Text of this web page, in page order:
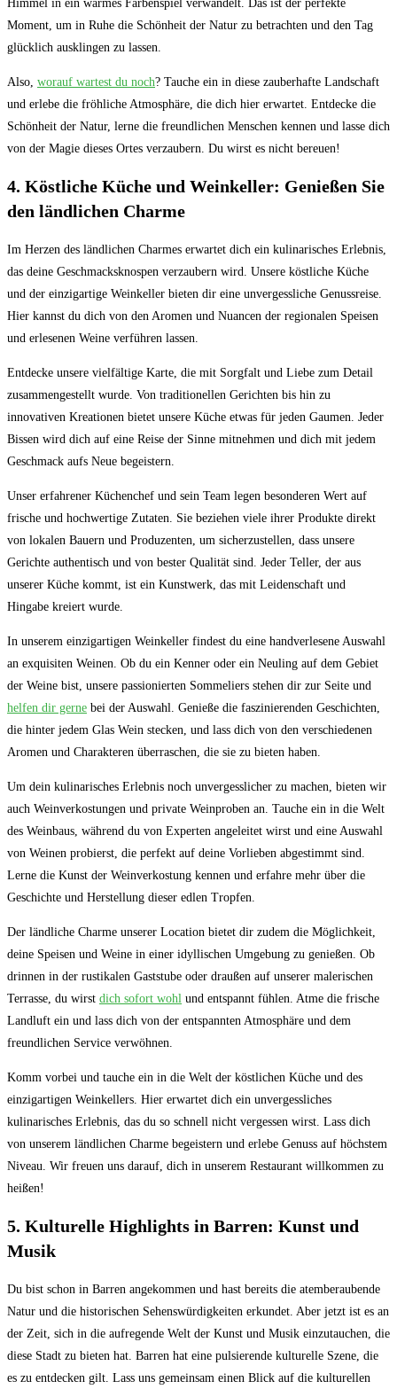
Himmel in ein warmes ‍Farbenspiel verwandelt.⁣ Das ist der perfekte
Moment,⁢ um in Ruhe die Schönheit der Natur zu betrachten und den⁣ Tag
glücklich⁤ ausklingen⁤ zu lassen.
Also, worauf wartest du noch? Tauche ein in⁢ diese zauberhafte Landschaft
und erlebe die fröhliche Atmosphäre, die dich hier⁣ erwartet. Entdecke die
Schönheit ‍der Natur, lerne die ‌freundlichen Menschen kennen und lasse dich​
von der Magie ⁤dieses Ortes verzaubern. Du ⁢wirst es nicht bereuen!
4. Köstliche Küche und Weinkeller:⁢ Genießen Sie
den ländlichen Charme
Im Herzen des ländlichen Charmes ‌erwartet dich ein kulinarisches Erlebnis,
⁣das deine Geschmacksknospen verzaubern wird. Unsere köstliche Küche
und der einzigartige Weinkeller bieten dir‌ eine unvergessliche ⁤Genussreise.
Hier kannst du dich von den ‌Aromen⁤ und Nuancen der regionalen Speisen
und erlesenen Weine verführen​ lassen.
Entdecke unsere ⁤vielfältige Karte,‍ die mit Sorgfalt und Liebe zum ​Detail
zusammengestellt wurde.‌ Von traditionellen Gerichten bis hin ⁤zu
innovativen Kreationen bietet unsere Küche etwas für jeden Gaumen. ‌Jeder
Bissen⁢ wird ⁢dich auf eine Reise der Sinne mitnehmen und dich mit⁢ jedem
Geschmack ⁣aufs Neue⁢ begeistern.
Unser ⁢erfahrener Küchenchef und sein Team legen⁣ besonderen Wert auf
frische⁤ und hochwertige ​Zutaten. Sie​ beziehen viele ihrer Produkte direkt
von lokalen Bauern und Produzenten, um sicherzustellen,‌ dass unsere
Gerichte authentisch​ und⁢ von bester Qualität‍ sind. Jeder Teller, der aus
unserer Küche kommt, ist ein​ Kunstwerk, das mit Leidenschaft‌ und
Hingabe kreiert wurde.
In unserem einzigartigen Weinkeller findest du eine handverlesene Auswahl
an exquisiten Weinen. Ob ⁤du ein Kenner ‌oder ein Neuling ‌auf dem Gebiet
der Weine bist, unsere passionierten ⁤Sommeliers stehen dir zur Seite ⁤und ​
helfen dir gerne bei der⁣ Auswahl.‍ Genieße die faszinierenden Geschichten,
die hinter ‍jedem Glas​ Wein ‍stecken,⁢ und lass dich von den‍ verschiedenen
⁢Aromen und⁤ Charakteren überraschen,⁢ die sie zu ‌bieten haben.
Um dein kulinarisches‌ Erlebnis ⁣noch unvergesslicher zu ⁤machen, ‌bieten wir
auch Weinverkostungen​ und private Weinproben an. Tauche ein ⁤in die Welt
des Weinbaus,​ während du​ von ​Experten ⁤angeleitet wirst⁢ und eine Auswahl
von‍ Weinen probierst, die perfekt auf deine ⁤Vorlieben abgestimmt ‌sind.
Lerne die Kunst⁤ der Weinverkostung kennen⁢ und erfahre mehr über die
Geschichte und Herstellung ⁢dieser edlen⁣ Tropfen.
Der⁣ ländliche Charme unserer Location bietet⁤ dir zudem die Möglichkeit,
deine Speisen ​und Weine in einer idyllischen ‌Umgebung zu genießen. Ob
drinnen in der rustikalen Gaststube oder draußen​ auf unserer malerischen
Terrasse, du ‌wirst dich sofort wohl und entspannt fühlen. Atme die frische⁣
Landluft ein und lass dich von der entspannten ​Atmosphäre und dem
freundlichen Service verwöhnen.
Komm vorbei und ​tauche ein in die Welt der köstlichen Küche ​und ⁣des
einzigartigen Weinkellers. Hier erwartet dich ein‌ unvergessliches
kulinarisches Erlebnis, das du so⁢ schnell nicht vergessen wirst. Lass dich
von unserem ländlichen Charme begeistern ‌und erlebe Genuss​ auf⁤ höchstem
Niveau.‍ Wir freuen uns darauf, dich ​in unserem Restaurant willkommen zu
heißen!
5. Kulturelle ⁢Highlights in ‌Barren: Kunst und
Musik
Du bist ⁤schon in​ Barren angekommen und hast bereits die atemberaubende
Natur und die historischen Sehenswürdigkeiten erkundet. Aber jetzt ⁢ist es an
der Zeit, sich in die‌ aufregende Welt der ​Kunst und Musik einzutauchen, die
diese Stadt zu bieten hat. ​Barren ‍hat eine pulsierende kulturelle Szene, die⁤
es zu entdecken gilt. Lass uns⁣ gemeinsam einen Blick auf die ⁣kulturellen